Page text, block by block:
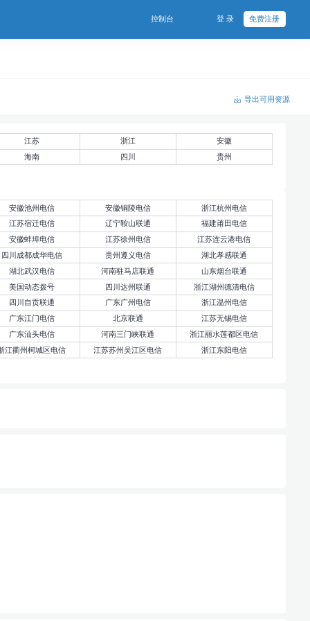
控制台 登 录 免费注册
导出可用资源
江苏 浙江
安徽
海南
四川 贵州
安徽池州电信 安徽铜陵电信
浙江杭州电信
江苏宿迁电信
辽宁鞍山联通
福建莆田电信
安徽蚌埠电信
江苏徐州电信
江苏连云港电信
四川成都成华电信
贵州遵义电信
湖北孝感联通
湖北武汉电信
河南驻马店联通
山东烟台联通
美国动态拨号
四川达州联通
浙江湖州德清电信
四川自贡联通
广东广州电信
浙江温州电信
广东江门电信
北京联通
江苏无锡电信
广东汕头电信
河南三门峡联通
浙江丽水莲都区电信
江衢州柯城区电信
江苏苏州吴江区电信 浙江东阳电信